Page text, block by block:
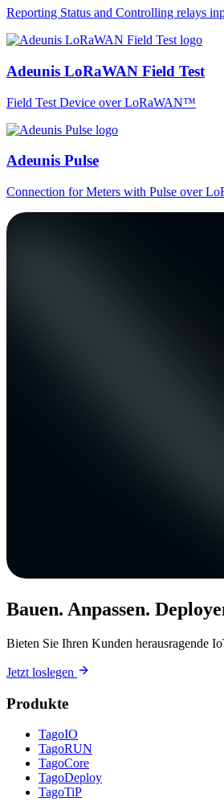
Reporting Status and Controlling relays
Adeunis LoRaWAN Field Test
Field Test Device over LoRaWAN™
Adeunis Pulse
Connection for Meters with Pulse over
Bauen. Anpassen.
Bieten Sie Ihren Kunden herausragende
Jetzt loslegen
Produkte
TagoIO
TagoRUN
TagoCore
TagoDeploy
TagoTiP